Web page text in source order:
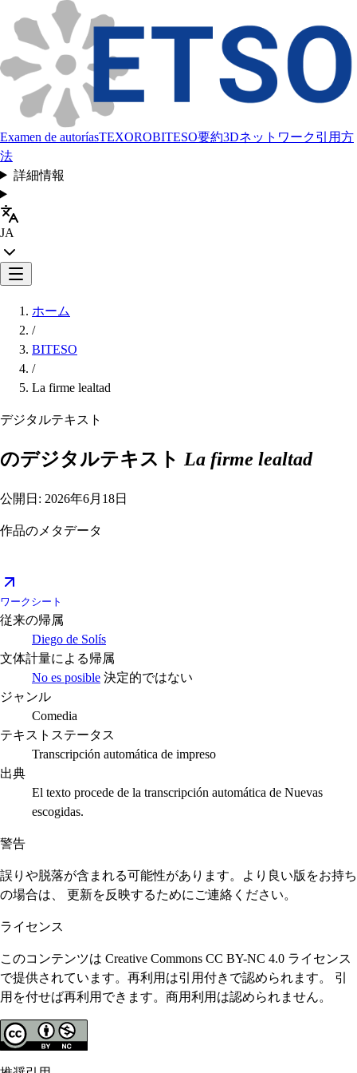
Examen de autoríasTEXOROBITESO要約3Dネットワーク引用方
法
詳細情報
JA
ホーム
/
BITESO
/
La firme lealtad
デジタルテキスト
のデジタルテキスト La firme lealtad
公開日: 2026年6月18日
作品のメタデータ
ワークシート
従来の帰属
Diego de Solís
文体計量による帰属
No es posible 決定的ではない
ジャンル
Comedia
テキストステータス
Transcripción automática de impreso
出典
El texto procede de la transcripción automática de Nuevas
escogidas.
警告
誤りや脱落が含まれる可能性があります。より良い版をお持ち
の場合は、 更新を反映するためにご連絡ください。
ライセンス
このコンテンツは Creative Commons CC BY-NC 4.0 ライセンス
で提供されています。再利用は引用付きで認められます。 引
用を付せば再利用できます。商用利用は認められません。